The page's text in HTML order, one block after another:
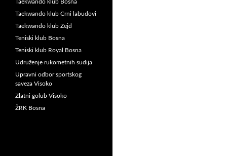
Taekwando klub Bosna
Taekwando klub Crni labudovi
Taekwando klub Zejd
Teniski klub Bosna
Teniski klub Royal Bosna
Udruženje rukometnih sudija
Upravni odbor sportskog
saveza Visoko
Zlatni golub Visoko
ŽRK Bosna